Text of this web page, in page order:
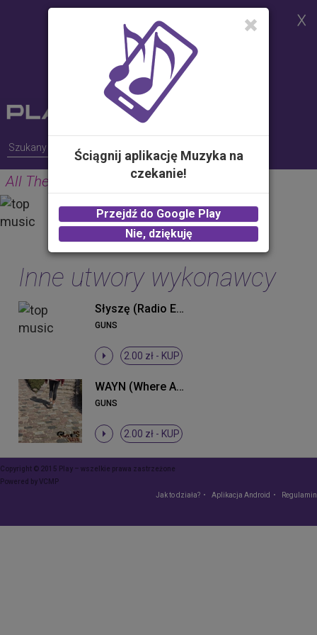
celu realizacji usług i zgodnie z
Polityką Plików Cookies.
Możesz określić warunki
przechowywania lub dostępu do
plików cookies w Twojej
przeglądarce
All The Time
GUNS
2.00 zł -KUP
Inne utwory wykonawcy
Słyszę (Radio Edit)
GUNS
2.00 zł - KUP
WAYN (Where Are You Now)
GUNS
2.00 zł - KUP
Copyright © 2015 Play – wszelkie prawa zastrzeżone
Powered byVCMP
Jak to działa?
Aplikacja Android Regulamin
Ściągnij aplikację Muzyka na
czekanie!
Przejdź do Google Play
Nie, dziękuję